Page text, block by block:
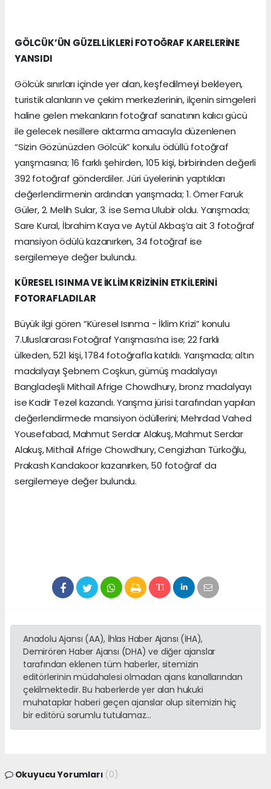
GÖLCÜK’ÜN GÜZELLİKLERİ FOTOĞRAF KARELERİNE
YANSIDI
Gölcük sınırları içinde yer alan, keşfedilmeyi bekleyen,
turistik alanların ve çekim merkezlerinin, ilçenin simgeleri
haline gelen mekanların fotoğraf sanatının kalıcı gücü
ile gelecek nesillere aktarma amacıyla düzenlenen
“Sizin Gözünüzden Gölcük” konulu ödüllü fotoğraf
yarışmasına; 16 farklı şehirden, 105 kişi, birbirinden değerli
392 fotoğraf gönderdiler. Jüri üyelerinin yaptıkları
değerlendirmenin ardından yarışmada; 1. Ömer Faruk
Güler, 2. Melih Sular, 3. ise Sema Ulubir oldu. Yarışmada;
Sare Kural, İbrahim Kaya ve Aytül Akbaş’a ait 3 fotoğraf
mansiyon ödülü kazanırken, 34 fotoğraf ise
sergilemeye değer bulundu.
KÜRESEL ISINMA VE İKLİM KRİZİNİN ETKİLERİNİ
FOTORAFLADILAR
Büyük ilgi gören “Küresel Isınma - İklim Krizi” konulu
7.Uluslararası Fotoğraf Yarışması’na ise; 22 farklı
ülkeden, 521 kişi, 1784 fotoğrafla katıldı. Yarışmada; altın
madalyayı Şebnem Coşkun, gümüş madalyayı
Bangladeşli Mithail Afrige Chowdhury, bronz madalyayı
ise Kadir Tezel kazandı. Yarışma jürisi tarafından yapılan
değerlendirmede mansiyon ödüllerini; Mehrdad Vahed
Yousefabad, Mahmut Serdar Alakuş, Mahmut Serdar
Alakuş, Mithail Afrige Chowdhury, Cengizhan Türkoğlu,
Prakash Kandakoor kazanırken, 50 fotoğraf da
sergilemeye değer bulundu.
Anadolu Ajansı (AA), İhlas Haber Ajansı (İHA),
Demirören Haber Ajansı (DHA) ve diğer ajanslar
tarafından eklenen tüm haberler, sitemizin
editörlerinin müdahalesi olmadan ajans kanallarından
çekilmektedir. Bu haberlerde yer alan hukuki
muhataplar haberi geçen ajanslar olup sitemizin hiç
bir editörü sorumlu tutulamaz...
Okuyucu Yorumları (0)